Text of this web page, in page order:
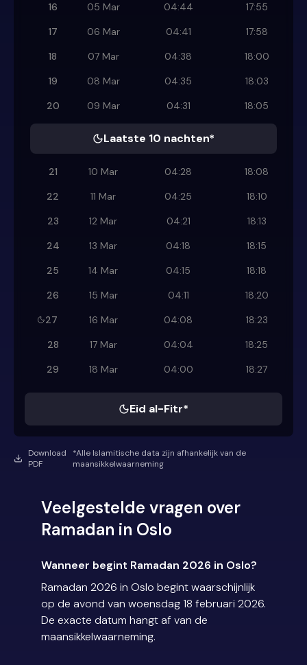
16
05 Mar 04:44
17:55
17
06 Mar 04:41
17:58
18
07 Mar 04:38
18:00
19
08 Mar 04:35
18:03
20
09 Mar 04:31 18:05
Laatste 10 nachten*
21 10 Mar 04:28
18:08
22
11 Mar 04:25
18:10
23
12 Mar 04:21
18:13
24
13 Mar 04:18
18:15
25
14 Mar 04:15
18:18
26
15 Mar 04:11
18:20
27
16 Mar 04:08
18:23
28
17 Mar 04:04
18:25
29
18 Mar 04:00 18:27
Eid al-Fitr*
Download
PDF
*Alle Islamitische data zijn afhankelijk van de
maansikkelwaarneming
Veelgestelde vragen over
Ramadan in Oslo
Wanneer begint Ramadan 2026 in Oslo?
Ramadan 2026 in Oslo begint waarschijnlijk
op de avond van woensdag 18 februari 2026.
De exacte datum hangt af van de
maansikkelwaarneming.